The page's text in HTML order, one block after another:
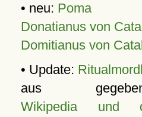
• neu: Poma
Donatianus von
Domitianus von
• Update:
aus
Wikipedia und